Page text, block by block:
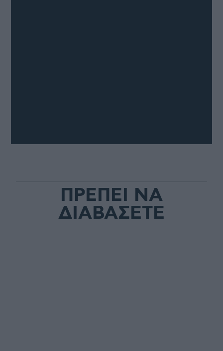
ΠΡΕΠΕΙ ΝΑ
ΔΙΑΒΑΣΕΤΕ